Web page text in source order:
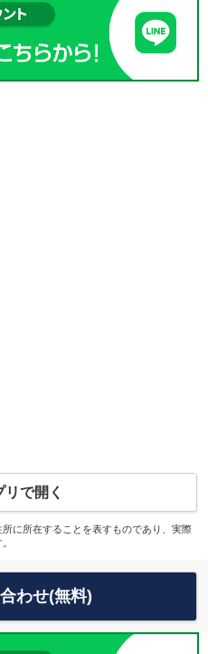
で開く
に所在することを表すものであり、実際
わせ(無料)